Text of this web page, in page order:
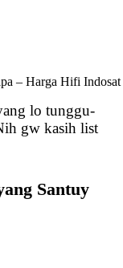
– Harga Hifi
lo tunggu-
gw kasih list
Santuy